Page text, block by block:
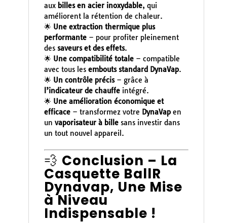
aux billes en acier inoxydable, qui
améliorent la rétention de chaleur.
🌟 Une extraction thermique plus
performante– pour profiter pleinement
des saveurs et des effets.
🌟 Une compatibilité totale– compatible
avec tous les embouts standard DynaVap.
🌟 Un contrôle précis– grâce à
l’indicateur de chauffeintégré.
🌟 Une amélioration économique et
efficace– transformez votre DynaVapen
un vaporisateur à billesans investir dans
un tout nouvel appareil.
💨 Conclusion – La
Casquette BallR
Dynavap, Une Mise
à Niveau
Indispensable !